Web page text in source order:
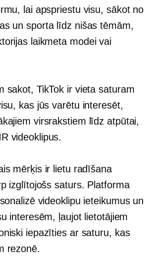
lai apspriestu visu, sākot no
un sporta līdz nišas tēmām,
laikmeta modei vai
sakot, TikTok ir vieta saturam
kas jūs varētu interesēt,
virsrakstiem līdz atpūtai,
videoklipus.
mērķis ir lietu radīšana
izglītojošs saturs. Platforma
videoklipu ieteikumus un
interesēm, ļaujot lietotājiem
iepazīties ar saturu, kas
rezonē.